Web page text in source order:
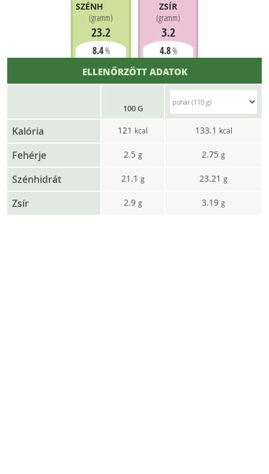
SZÉNHIDRÁT
(gramm)
23.2
8.4%
ZSÍR
(gramm)
3.2
4.8%
ELLENŐRZÖTT ADATOK
100 G
Kalória 121 kcal 133.1 kcal
Fehérje 2.5 g 2.75 g
Szénhidrát 21.1 g 23.21 g
Zsír 2.9 g 3.19 g